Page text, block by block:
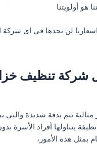
هو أولويتنا
اسعارنا لن تجدها في اي
شركة تنظيف
تتم بدقة شديدة والتي
يتناولها أفراد الأسرة
بمثل هذه الأمور،